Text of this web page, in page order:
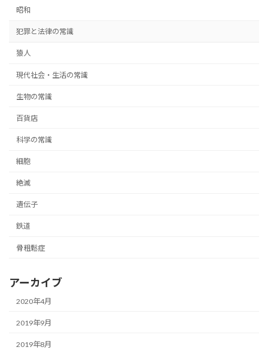
昭和
犯罪と法律の常識
猿人
現代社会・生活の常識
生物の常識
百貨店
科学の常識
細胞
絶滅
遺伝子
鉄道
骨粗鬆症
アーカイブ
2020年4月
2019年9月
2019年8月